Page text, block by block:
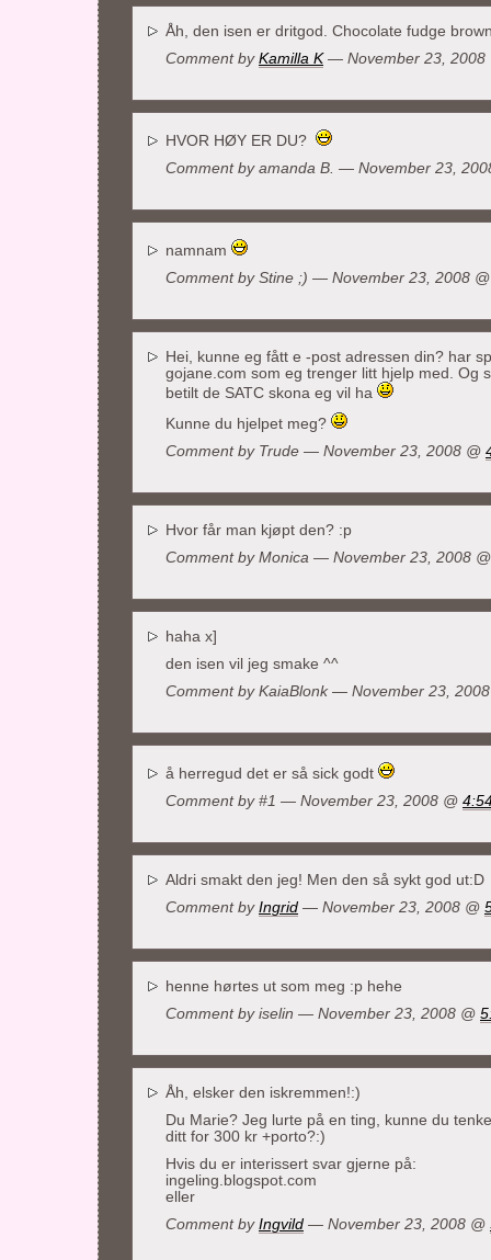
Åh, den isen er dritgod. Chocolate fudge
Comment by Kamilla K— November 23, 2008
HVOR HØY ER DU?
Comment by amanda B. — November 23,
namnam
Comment by Stine ;) — November 23, 2008
Hei, kunne eg fått e -post adressen din? har
gojane.com som eg trenger litt hjelp med. Og
betilt de SATC skona eg vil ha
Kunne du hjelpet meg?
Comment by Trude — November 23, 2008 @
Hvor får man kjøpt den? :p
Comment by Monica — November 23, 2008
haha x]
den isen vil jeg smake ^^
Comment by KaiaBlonk— November 23,
å herregud det er så sick godt
Comment by #1 — November 23, 2008 @
Aldri smakt den jeg! Men den så sykt god ut:D
Comment by Ingrid — November 23, 2008 @
henne hørtes ut som meg :p hehe
Comment by iselin — November 23, 2008 @
Åh, elsker den iskremmen!:)
Du Marie? Jeg lurte på en ting, kunne du
ditt for 300 kr +porto?:)
Hvis du er interissert svar gjerne på:
ingeling.blogspot.com
eller
Comment by Ingvild — November 23, 2008 @